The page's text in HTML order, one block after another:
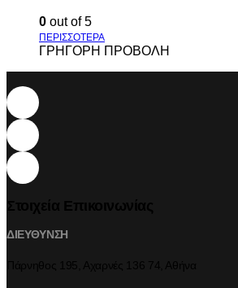
0 out of 5
ΓΡΗΓΟΡΗ ΠΡΟΒΟΛΗ
ΔΙΕΥΘΥΝΣΗ